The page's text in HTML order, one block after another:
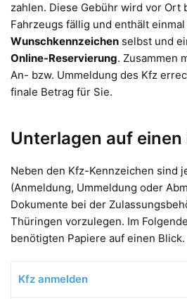
zahlen. Diese Gebühr wird vor Ort
Fahrzeugs fällig und enthält einmal
Wunschkennzeichen selbst und
Online-Reservierung. Zusammen
An- bzw. Ummeldung des Kfz
finale Betrag für Sie.
Unterlagen auf einen
Neben den Kfz-Kennzeichen sind
(Anmeldung, Ummeldung oder
Dokumente bei der
Thüringen vorzulegen. Im
benötigten Papiere auf einen Blick.
Kfz anmelden